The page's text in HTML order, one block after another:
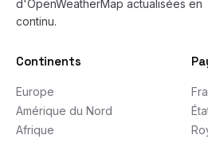
d'OpenWeatherMap actualisées en
continu.
Continents
Europe
Amérique du Nord
Afrique